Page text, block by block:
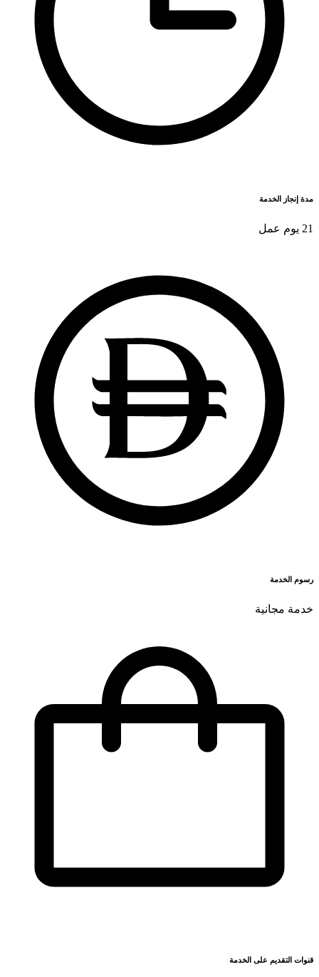
مدة إنجاز الخدمة
21 يوم عمل
رسوم الخدمة
خدمة مجانية
قنوات التقديم على الخدمة